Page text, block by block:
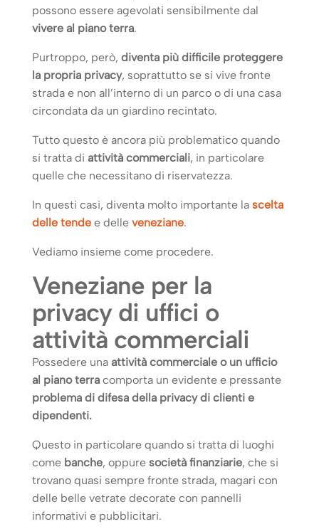
possono essere agevolati sensibilmente dal
vivere al piano terra.
Purtroppo, però, diventa più difficile proteggere
la propria privacy, soprattutto se si vive fronte
strada e non all’interno di un parco o di una casa
circondata da un giardino recintato.
Tutto questo è ancora più problematico quando
si tratta di attività commerciali, in particolare
quelle che necessitano di riservatezza.
In questi casi, diventa molto importante la scelta
delle tendee delle veneziane.
Vediamo insieme come procedere.
Veneziane per la
privacy di uffici o
attività commerciali
Possedere una attività commerciale o un ufficio
al piano terra comporta un evidente e pressante
problema di difesa della privacy di clienti e
dipendenti.
Questo in particolare quando si tratta di luoghi
come banche, oppure società finanziarie, che si
trovano quasi sempre fronte strada, magari con
delle belle vetrate decorate con pannelli
informativi e pubblicitari.